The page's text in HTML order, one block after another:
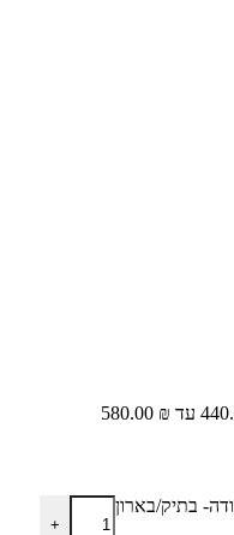
בתיק/בארון
+